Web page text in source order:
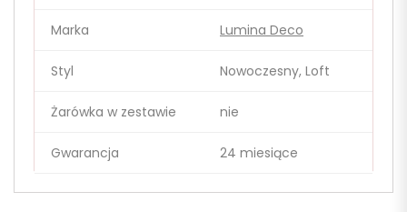
Marka Lumina Deco
Styl Nowoczesny, Loft
Żarówka w zestawie nie
Gwarancja 24 miesiące